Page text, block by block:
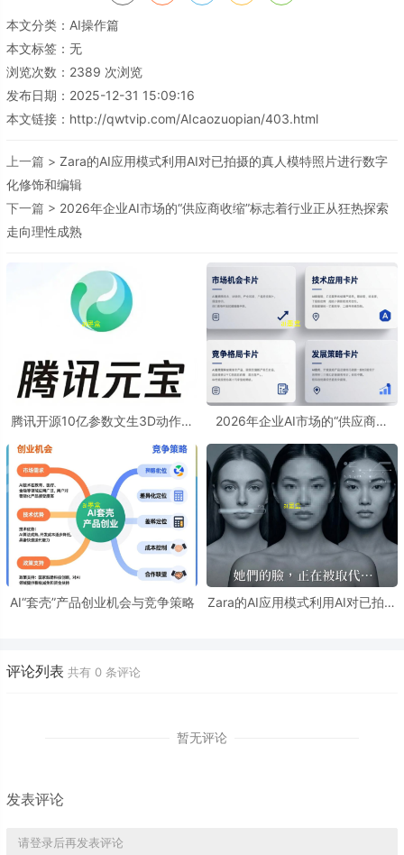
本文分类： AI操作篇
本文标签：无
浏览次数： 2389 次浏览
发布日期：2025-12-31 15:09:16
本文链接： http://qwtvip.com/AIcaozuopian/403.html
上一篇 > Zara的AI应用模式利用AI对已拍摄的真人模特照片进行数字
化修饰和编辑
下一篇 > 2026年企业AI市场的“供应商收缩”标志着行业正从狂热探索
走向理性成熟
腾讯开源10亿参数文生3D动作神
2026年企业AI市场的“供应商收
理性成熟
AI“套壳”产品创业机会与竞争策略
Zara的AI应用模式利用AI对已拍摄
评论列表 共有 0 条评论
暂无评论
发表评论